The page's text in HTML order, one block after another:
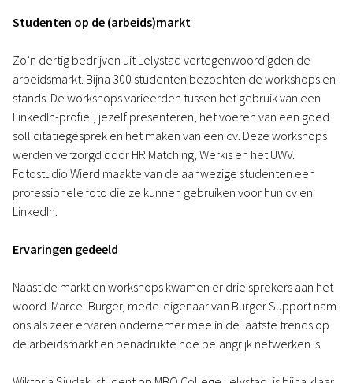
Studenten op de (arbeids)markt
Zo’n dertig bedrijven uit Lelystad vertegenwoordigden de
arbeidsmarkt. Bijna 300 studenten bezochten de workshops en
stands. De workshops varieerden tussen het gebruik van een
LinkedIn-profiel, jezelf presenteren, het voeren van een goed
sollicitatiegesprek en het maken van een cv. Deze workshops
werden verzorgd door HR Matching, Werkis en het UWV.
Fotostudio Wierd maakte van de aanwezige studenten een
professionele foto die ze kunnen gebruiken voor hun cv en
LinkedIn.
Ervaringen gedeeld
Naast de markt en workshops kwamen er drie sprekers aan het
woord. Marcel Burger, mede-eigenaar van Burger Support nam
ons als zeer ervaren ondernemer mee in de laatste trends op
de arbeidsmarkt en benadrukte hoe belangrijk netwerken is.